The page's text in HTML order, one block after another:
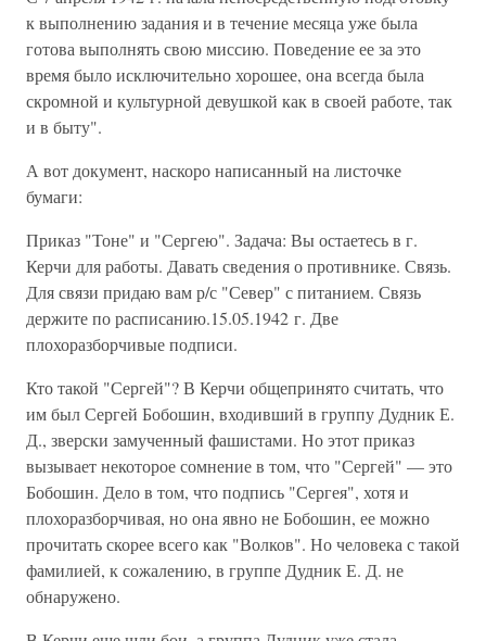
к выполнению задания и в течение месяца уже была
готова выполнять свою миссию. Поведение ее за это
время было исключительно хорошее, она всегда была
скромной и культурной девушкой как в своей работе, так
и в быту".
А вот документ, наскоро написанный на листочке
бумаги:
Приказ "Тоне" и "Сергею". Задача: Вы остаетесь в г.
Керчи для работы. Давать сведения о противнике. Связь.
Для связи придаю вам р/с "Север" с питанием. Связь
держите по расписанию.15.05.1942 г. Две
плохоразборчивые подписи.
Кто такой "Сергей"? В Керчи общепринято считать, что
им был Сергей Бобошин, входивший в группу Дудник Е.
Д., зверски замученный фашистами. Но этот приказ
вызывает некоторое сомнение в том, что "Сергей" — это
Бобошин. Дело в том, что подпись "Сергея", хотя и
плохоразборчивая, но она явно не Бобошин, ее можно
прочитать скорее всего как "Волков". Но человека с такой
фамилией, к сожалению, в группе Дудник Е. Д. не
обнаружено.